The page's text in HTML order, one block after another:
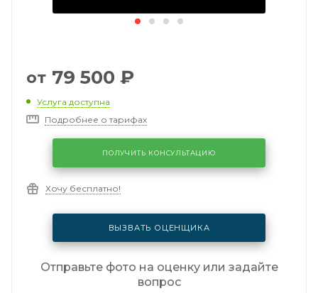
от 79 500 ₽
Услуга доступна
Подробнее о тарифах
ПОЛУЧИТЬ КОНСУЛЬТАЦИЮ
Хочу бесплатно!
ВЫЗВАТЬ ОЦЕНЩИКА
Отправьте фото на оценку или задайте
вопрос